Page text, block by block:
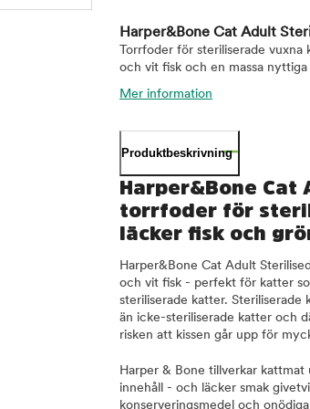
Harper&Bone Cat Adult
Torrfoder för steriliserade vuxna
och vit fisk och en massa nyttiga
Mer information
Produktbeskrivning
Harper&Bone Cat
torrfoder för
läcker fisk och
Harper&Bone Cat Adult
och vit fisk - perfekt för katter
steriliserade katter.
än icke-steriliserade katter och
risken att kissen går upp för
Harper & Bone tillverkar kattmat
innehåll - och läcker smak
konserveringsmedel och